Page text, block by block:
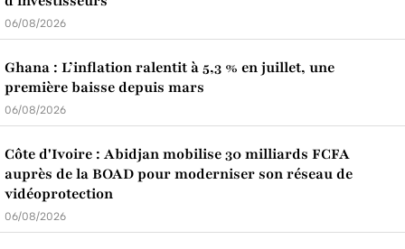
06/08/2026
Ghana : L’inflation ralentit à 5,3 % en juillet, une
première baisse depuis mars
06/08/2026
Côte d'Ivoire : Abidjan mobilise 30 milliards FCFA
auprès de la BOAD pour moderniser son réseau de
vidéoprotection
06/08/2026